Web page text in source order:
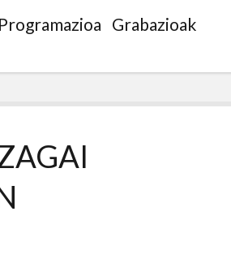
Programazioa Grabazioak